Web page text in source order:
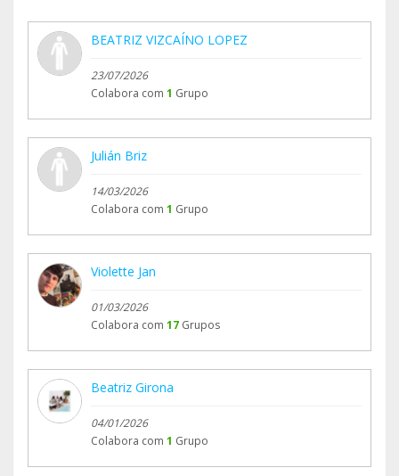
BEATRIZ VIZCAÍNO LOPEZ
23/07/2026
Colabora com 1 Grupo
Julián Briz
14/03/2026
Colabora com 1 Grupo
Violette Jan
01/03/2026
Colabora com 17 Grupos
Beatriz Girona
04/01/2026
Colabora com 1 Grupo